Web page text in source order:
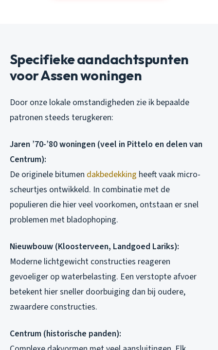
Specifieke aandachtspunten
voor Assen woningen
Door onze lokale omstandigheden zie ik bepaalde
patronen steeds terugkeren:
Jaren ’70-’80 woningen (veel in Pittelo en delen van
Centrum):
De originele bitumen dakbedekking heeft vaak micro-
scheurtjes ontwikkeld. In combinatie met de
populieren die hier veel voorkomen, ontstaan er snel
problemen met bladophoping.
Nieuwbouw (Kloosterveen, Landgoed Lariks):
Moderne lichtgewicht constructies reageren
gevoeliger op waterbelasting. Een verstopte afvoer
betekent hier sneller doorbuiging dan bij oudere,
zwaardere constructies.
Centrum (historische panden):